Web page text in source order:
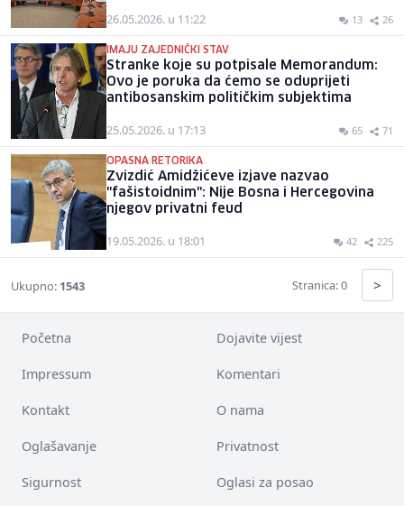
26.05.2026. u 11:22 13 26
IMAJU ZAJEDNIČKI STAV
Stranke koje su potpisale Memorandum:
Ovo je poruka da ćemo se oduprijeti
antibosanskim političkim subjektima
25.05.2026. u 17:13 65 71
OPASNA RETORIKA
Zvizdić Amidžićeve izjave nazvao
"fašistoidnim": Nije Bosna i Hercegovina
njegov privatni feud
19.05.2026. u 18:01 42 225
Ukupno: 1543 Stranica: 0 >
Početna Dojavite vijest
Impressum Komentari
Kontakt O nama
Oglašavanje Privatnost
Sigurnost Oglasi za posao